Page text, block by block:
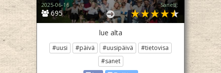
695
2025-06-16 Sanet(:
lue alta
#uusi #päivä #uusipäivä
#tietovisa
#sanet